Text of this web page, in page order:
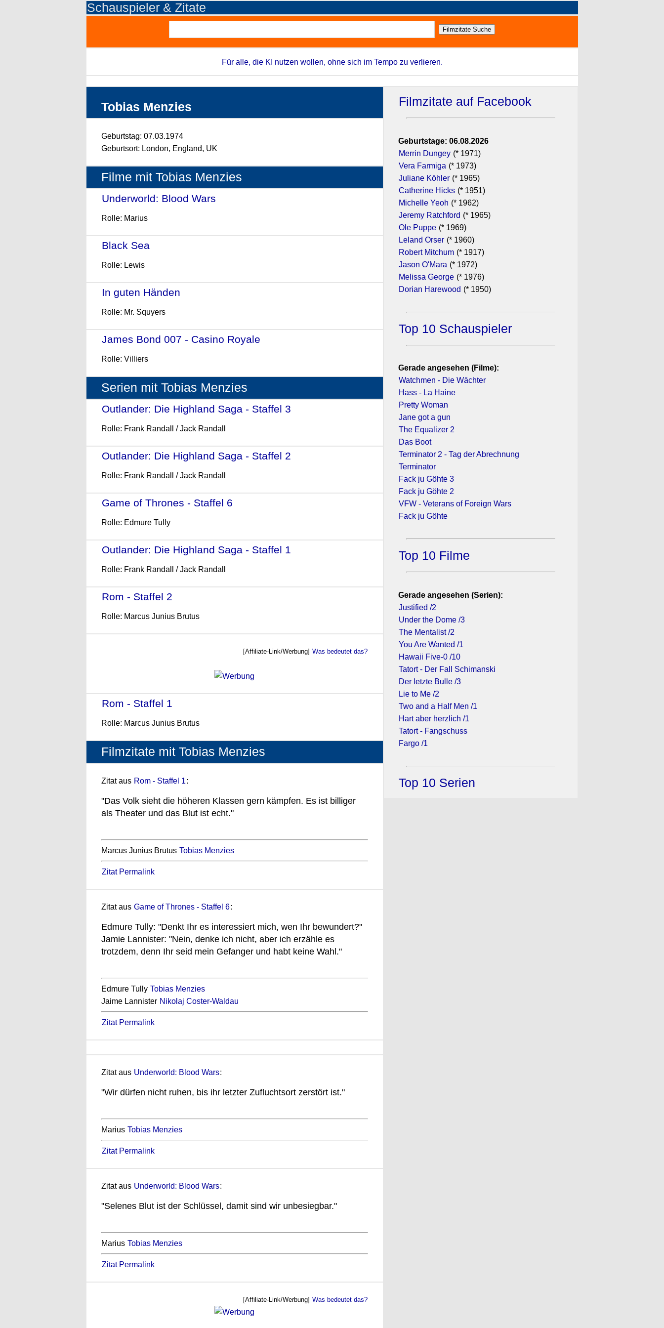
Schauspieler & Zitate
Für alle, die KI nutzen wollen, ohne sich im Tempo zu verlieren.
Tobias Menzies
Geburtstag: 07.03.1974
Geburtsort: London, England, UK
Filme mit Tobias Menzies
Underworld: Blood Wars
Rolle: Marius
Black Sea
Rolle: Lewis
In guten Händen
Rolle: Mr. Squyers
James Bond 007 - Casino Royale
Rolle: Villiers
Serien mit Tobias Menzies
Outlander: Die Highland Saga - Staffel 3
Rolle: Frank Randall / Jack Randall
Outlander: Die Highland Saga - Staffel 2
Rolle: Frank Randall / Jack Randall
Game of Thrones - Staffel 6
Rolle: Edmure Tully
Outlander: Die Highland Saga - Staffel 1
Rolle: Frank Randall / Jack Randall
Rom - Staffel 2
Rolle: Marcus Junius Brutus
[Affiliate-Link/Werbung] Was bedeutet das?
Rom - Staffel 1
Rolle: Marcus Junius Brutus
Filmzitate mit Tobias Menzies
Zitat aus Rom - Staffel 1:
"Das Volk sieht die höheren Klassen gern kämpfen. Es ist billiger
als Theater und das Blut ist echt."
Marcus Junius Brutus Tobias Menzies
Zitat Permalink
Zitat aus Game of Thrones - Staffel 6:
Edmure Tully: "Denkt Ihr es interessiert mich, wen Ihr bewundert?"
Jamie Lannister: "Nein, denke ich nicht, aber ich erzähle es
trotzdem, denn Ihr seid mein Gefanger und habt keine Wahl."
Edmure Tully Tobias Menzies
Jaime Lannister Nikolaj Coster-Waldau
Zitat Permalink
Zitat aus Underworld: Blood Wars:
"Wir dürfen nicht ruhen, bis ihr letzter Zufluchtsort zerstört ist."
Marius Tobias Menzies
Zitat Permalink
Zitat aus Underworld: Blood Wars:
"Selenes Blut ist der Schlüssel, damit sind wir unbesiegbar."
Marius Tobias Menzies
Zitat Permalink
[Affiliate-Link/Werbung] Was bedeutet das?
Filmzitate auf Facebook
Geburtstage: 06.08.2026
Merrin Dungey (* 1971)
Vera Farmiga (* 1973)
Juliane Köhler (* 1965)
Catherine Hicks (* 1951)
Michelle Yeoh (* 1962)
Jeremy Ratchford (* 1965)
Ole Puppe (* 1969)
Leland Orser (* 1960)
Robert Mitchum (* 1917)
Jason O'Mara (* 1972)
Melissa George (* 1976)
Dorian Harewood (* 1950)
Top 10 Schauspieler
Gerade angesehen (Filme):
Watchmen - Die Wächter
Hass - La Haine
Pretty Woman
Jane got a gun
The Equalizer 2
Das Boot
Terminator 2 - Tag der Abrechnung
Terminator
Fack ju Göhte 3
Fack ju Göhte 2
VFW - Veterans of Foreign Wars
Fack ju Göhte
Top 10 Filme
Gerade angesehen (Serien):
Justified /2
Under the Dome /3
The Mentalist /2
You Are Wanted /1
Hawaii Five-0 /10
Tatort - Der Fall Schimanski
Der letzte Bulle /3
Lie to Me /2
Two and a Half Men /1
Hart aber herzlich /1
Tatort - Fangschuss
Fargo /1
Top 10 Serien